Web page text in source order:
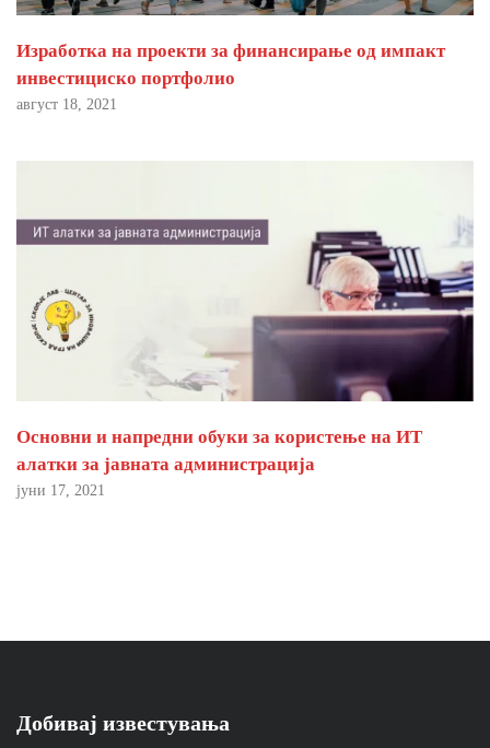
Изработка на проекти за финансирање од импакт
инвестициско портфолио
август 18, 2021
Основни и напредни обуки за користење на ИТ
алатки за јавната администрација
јуни 17, 2021
Добивај известувања